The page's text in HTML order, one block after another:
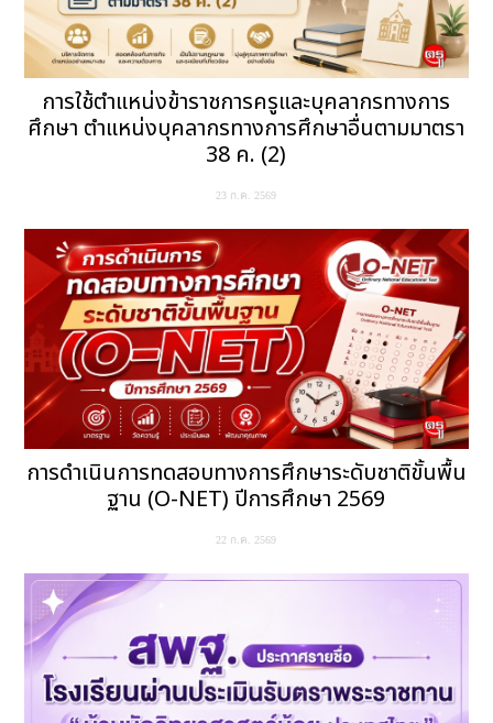
การใช้ตำแหน่งข้าราชการครูและบุคลากรทางการ
ศึกษา ตำแหน่งบุคลากรทางการศึกษาอื่นตามมาตรา
38 ค. (2)
23 ก.ค. 2569
การดำเนินการทดสอบทางการศึกษาระดับชาติขั้นพื้น
ฐาน (O-NET) ปีการศึกษา 2569
22 ก.ค. 2569